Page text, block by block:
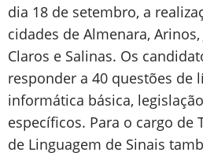
dia 18 de setembro, a
cidades de Almenara,
Claros e Salinas. Os
responder a 40 questões de
informática básica,
específicos. Para o cargo de
de Linguagem de Sinais